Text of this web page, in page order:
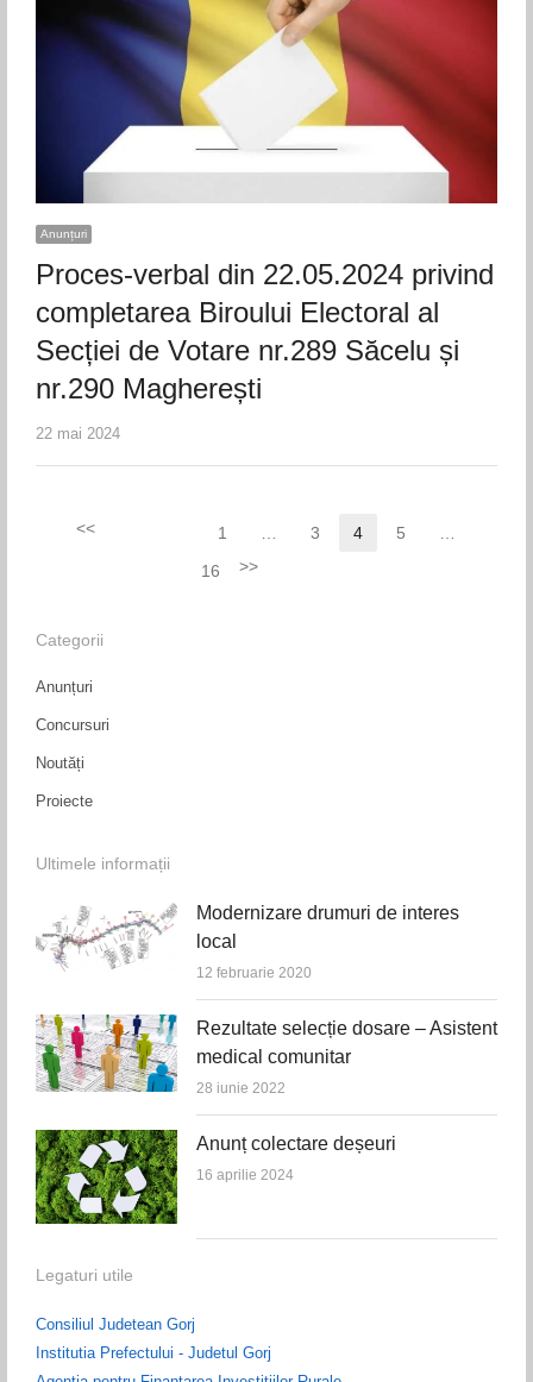
Anunțuri
Proces-verbal din 22.05.2024 privind
completarea Biroului Electoral al
Secției de Votare nr.289 Săcelu și
nr.290 Magherești
22 mai 2024
Paginație
Page
1 Page
3 Page
4 Page
5
Page
16
Categorii
Anunțuri
Concursuri
Noutăți
Proiecte
Ultimele informații
Modernizare drumuri de interes
local
12 februarie 2020
Rezultate selecție dosare – Asistent
medical comunitar
28 iunie 2022
Anunț colectare deșeuri
16 aprilie 2024
Legaturi utile
Consiliul Judetean Gorj
Institutia Prefectului - Judetul Gorj